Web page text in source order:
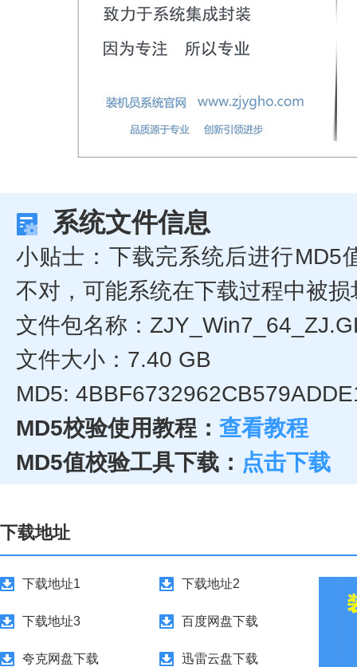
系统文件信息
小贴士：下载完系统后进行MD5
不对，可能系统在下载过程中被
文件包名称：
文件大小：7.40 GB
MD5:
MD5校验使用教程： 查看教程
MD5值校验工具下载： 点击下载
下载地址
下载地址1 下载地址2
下载地址3 百度网盘下载
夸克网盘下载 迅雷云盘下载